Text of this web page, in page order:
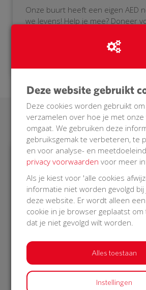
Onze buurt heeft een eigen AED
we levens! Help je mee? Doneer
Laatste
€ 782
Afgeschermd
10 Dec 2018
18:26 uur
Bekijk alle
Deze website gebruikt
Deze cookies worden gebruikt
verzamelen over hoe je met
omgaat. We gebruiken deze
gebruiksgemak te verbeteren, te
en voor analyse- en
privacy voorwaarden voor meer
Als je kiest voor 'alle cookies
informatie niet worden gevolgd bij
deze website. Er wordt alleen
cookie in je browser geplaatst
dat je niet gevolgd wilt worden.
Alles toestaan
Instellingen